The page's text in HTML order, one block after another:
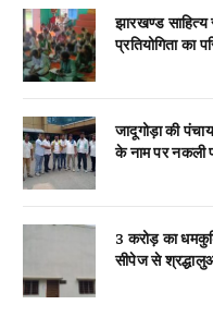
झारखण्ड साहित्य
प्रतियोगिता का
जादूगोड़ा की
के नाम पर नकली
3 करोड़ का
सीपेज से